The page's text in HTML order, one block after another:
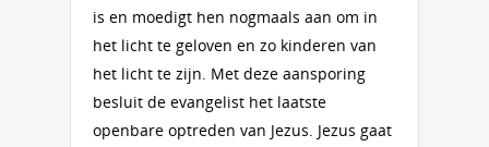
is en moedigt hen nogmaals aan om in
het licht te geloven en zo kinderen van
het licht te zijn. Met deze aansporing
besluit de evangelist het laatste
openbare optreden van Jezus. Jezus gaat